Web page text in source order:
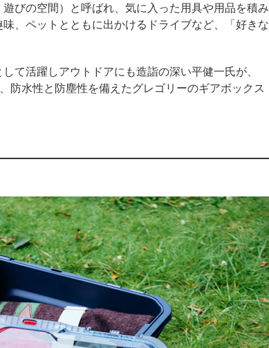
びの空間）と呼ばれ、気に入った用具や用品を積み
、ペットとともに出かけるドライブなど、「好きな
て活躍しアウトドアにも造詣の深い平健一氏が、
防水性と防塵性を備えたグレゴリーのギアボックス